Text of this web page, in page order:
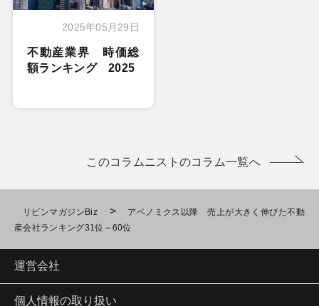
2025年05月29日
不動産業界 時価総
額ランキング 2025
このコラムニストのコラム一覧へ
リビンマガジンBiz >
アベノミクス以降 売上が大きく伸びた不動
産会社ランキング31位～60位
運営会社
個人情報の取り扱い